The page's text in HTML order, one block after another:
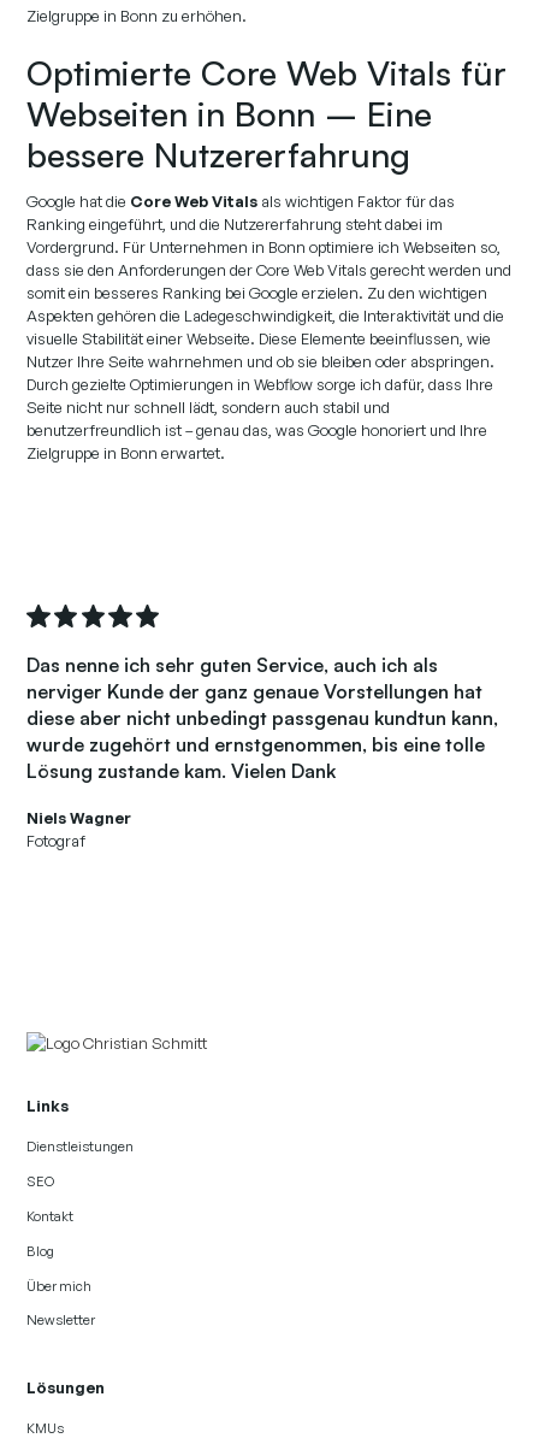
Zielgruppe in Bonn zu erhöhen.
Optimierte Core Web Vitals für
Webseiten in Bonn – Eine
bessere Nutzererfahrung
Google hat die Core Web Vitals als wichtigen Faktor für das
Ranking eingeführt, und die Nutzererfahrung steht dabei im
Vordergrund. Für Unternehmen in Bonn optimiere ich Webseiten so,
dass sie den Anforderungen der Core Web Vitals gerecht werden und
somit ein besseres Ranking bei Google erzielen. Zu den wichtigen
Aspekten gehören die Ladegeschwindigkeit, die Interaktivität und die
visuelle Stabilität einer Webseite. Diese Elemente beeinflussen, wie
Nutzer Ihre Seite wahrnehmen und ob sie bleiben oder abspringen.
Durch gezielte Optimierungen in Webflow sorge ich dafür, dass Ihre
Seite nicht nur schnell lädt, sondern auch stabil und
benutzerfreundlich ist – genau das, was Google honoriert und Ihre
Zielgruppe in Bonn erwartet.
Das nenne ich sehr guten Service, auch ich als
nerviger Kunde der ganz genaue Vorstellungen hat
diese aber nicht unbedingt passgenau kundtun kann,
wurde zugehört und ernstgenommen, bis eine tolle
Lösung zustande kam. Vielen Dank
Niels Wagner
Fotograf
Links
Dienstleistungen
SEO
Kontakt
Blog
Über mich
Newsletter
Lösungen
KMUs